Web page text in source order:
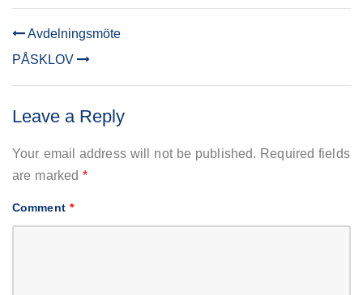
POST
NAVIGATION
Avdelningsmöte
PÅSKLOV
Leave a Reply
Your email address will not be published. Required fields
are marked*
Comment *